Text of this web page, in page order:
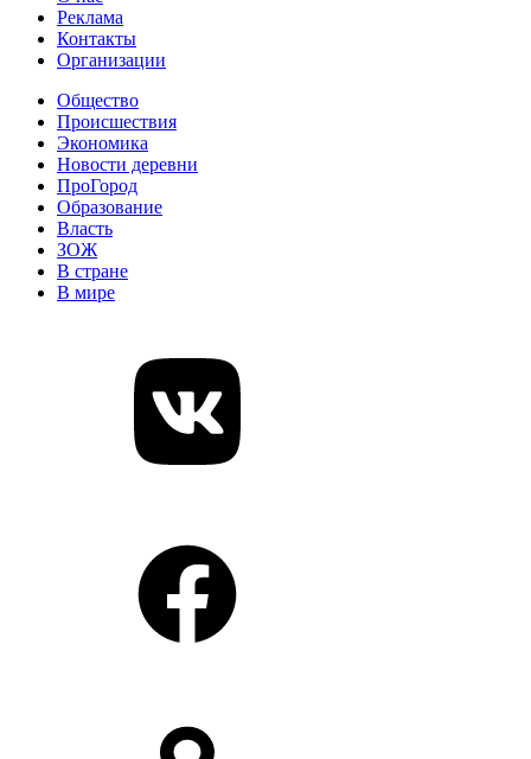
Реклама
Контакты
Организации
Общество
Происшествия
Экономика
Новости деревни
ПроГород
Образование
Власть
ЗОЖ
В стране
В мире